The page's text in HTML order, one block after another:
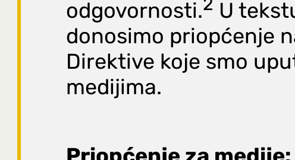
odgovornosti.2 U
donosimo priopćenje
Direktive koje smo
medijima.